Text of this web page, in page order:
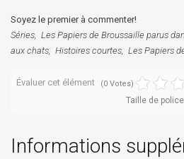
Soyez le premier à commenter!
Séries Les Papiers de Broussaille parus
aux chats Histoires courtes Les Papiers
Évaluer cet élément (0 Votes)
Taille de police
Informations